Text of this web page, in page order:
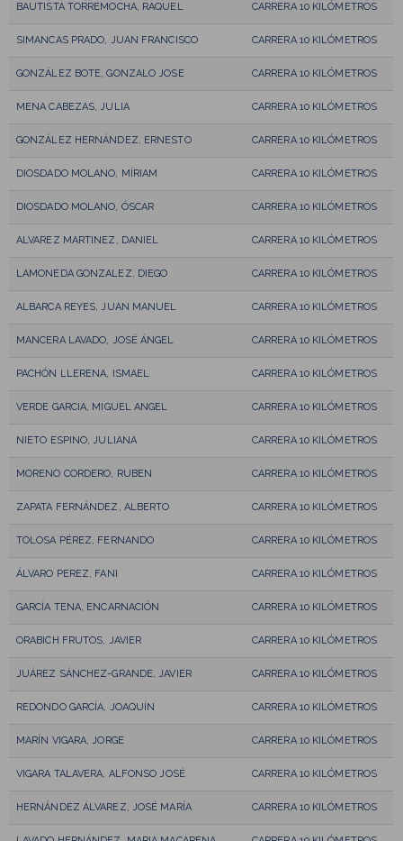
BAUTISTA TORREMOCHA, RAQUEL CARRERA 10 KILÓMETROS
SIMANCAS PRADO, JUAN FRANCISCO CARRERA 10 KILÓMETROS
GONZÁLEZ BOTE, GONZALO JOSE CARRERA 10 KILÓMETROS
MENA CABEZAS, JULIA CARRERA 10 KILÓMETROS
GONZÁLEZ HERNÁNDEZ, ERNESTO CARRERA 10 KILÓMETROS
DIOSDADO MOLANO, MÍRIAM CARRERA 10 KILÓMETROS
DIOSDADO MOLANO, ÓSCAR CARRERA 10 KILÓMETROS
ALVAREZ MARTINEZ, DANIEL CARRERA 10 KILÓMETROS
LAMONEDA GONZALEZ, DIEGO CARRERA 10 KILÓMETROS
ALBARCA REYES, JUAN MANUEL CARRERA 10 KILÓMETROS
MANCERA LAVADO, JOSÉ ÁNGEL CARRERA 10 KILÓMETROS
PACHÓN LLERENA, ISMAEL CARRERA 10 KILÓMETROS
VERDE GARCIA, MIGUEL ANGEL CARRERA 10 KILÓMETROS
NIETO ESPINO, JULIANA CARRERA 10 KILÓMETROS
MORENO CORDERO, RUBEN CARRERA 10 KILÓMETROS
ZAPATA FERNÁNDEZ, ALBERTO CARRERA 10 KILÓMETROS
TOLOSA PÉREZ, FERNANDO CARRERA 10 KILÓMETROS
ÁLVARO PEREZ, FANI CARRERA 10 KILÓMETROS
GARCÍA TENA, ENCARNACIÓN CARRERA 10 KILÓMETROS
ORABICH FRUTOS, JAVIER CARRERA 10 KILÓMETROS
JUÁREZ SÁNCHEZ-GRANDE, JAVIER CARRERA 10 KILÓMETROS
REDONDO GARCÍA, JOAQUÍN CARRERA 10 KILÓMETROS
MARÍN VIGARA, JORGE CARRERA 10 KILÓMETROS
VIGARA TALAVERA, ALFONSO JOSÉ CARRERA 10 KILÓMETROS
HERNÁNDEZ ÁLVAREZ, JOSÉ MARÍA CARRERA 10 KILÓMETROS